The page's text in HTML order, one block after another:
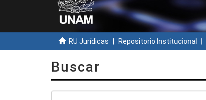
RU Jurídicas Repositorio Institucional
Buscar